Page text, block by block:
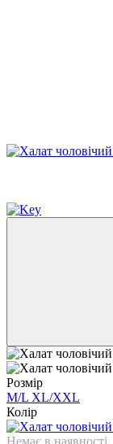
Розмір
M/L XL/XXL
Колір
Немає в наявності